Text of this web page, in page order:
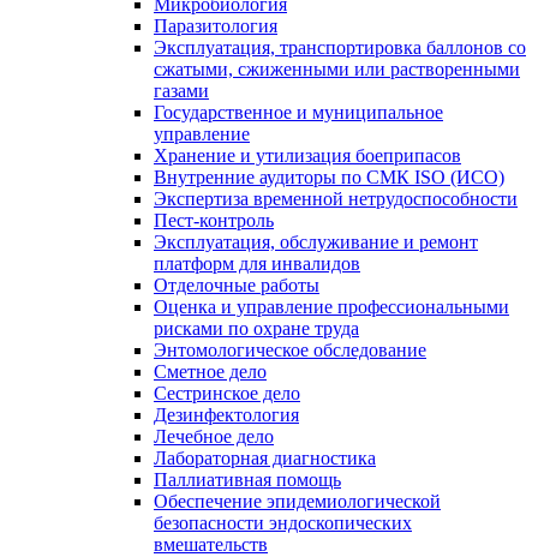
Микробиология
Паразитология
Эксплуатация, транспортировка баллонов со
сжатыми, сжиженными или растворенными
газами
Государственное и муниципальное
управление
Хранение и утилизация боеприпасов
Внутренние аудиторы по СМК ISO (ИСО)
Экспертиза временной нетрудоспособности
Пест-контроль
Эксплуатация, обслуживание и ремонт
платформ для инвалидов
Отделочные работы
Оценка и управление профессиональными
рисками по охране труда
Энтомологическое обследование
Сметное дело
Сестринское дело
Дезинфектология
Лечебное дело
Лабораторная диагностика
Паллиативная помощь
Обеспечение эпидемиологической
безопасности эндоскопических
вмешательств